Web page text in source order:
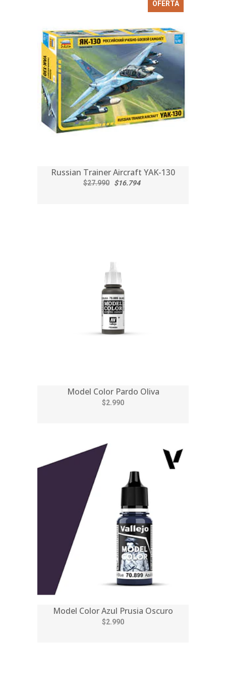
OFERTA
Russian Trainer Aircraft YAK-130
$27.990 $16.794
Model Color Pardo Oliva
$2.990
Model Color Azul Prusia Oscuro
$2.990